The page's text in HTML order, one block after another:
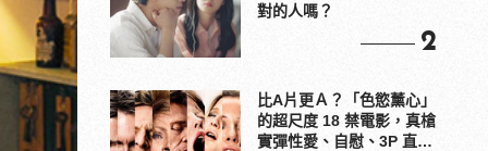
對的人嗎？
2
比A片更Ａ？「色慾薰心」
的超尺度 18 禁電影，真槍
實彈性愛、自慰、3P 直接